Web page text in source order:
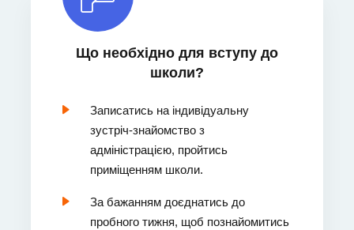
Що необхідно для вступу до
школи?
Записатись на індивідуальну
зустріч-знайомство з
адміністрацією, пройтись
приміщенням школи.
За бажанням доєднатись до
пробного тижня, щоб познайомитись